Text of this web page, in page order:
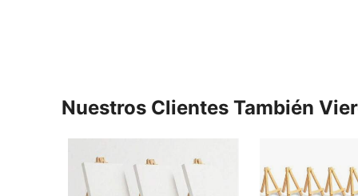
Nuestros Clientes También